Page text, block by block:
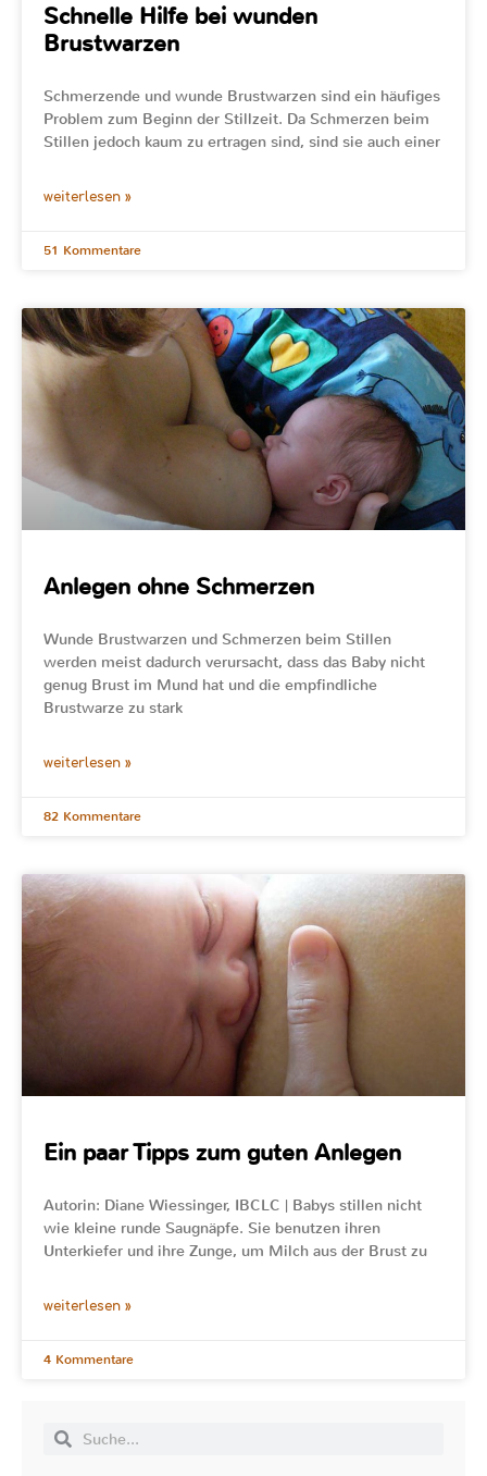
Schnelle Hilfe bei wunden
Brustwarzen
Schmerzende und wunde Brustwarzen sind ein häufiges
Problem zum Beginn der Stillzeit. Da Schmerzen beim
Stillen jedoch kaum zu ertragen sind, sind sie auch einer
weiterlesen »
51 Kommentare
Anlegen ohne Schmerzen
Wunde Brustwarzen und Schmerzen beim Stillen
werden meist dadurch verursacht, dass das Baby nicht
genug Brust im Mund hat und die empfindliche
Brustwarze zu stark
weiterlesen »
82 Kommentare
Ein paar Tipps zum guten Anlegen
Autorin: Diane Wiessinger, IBCLC | Babys stillen nicht
wie kleine runde Saugnäpfe. Sie benutzen ihren
Unterkiefer und ihre Zunge, um Milch aus der Brust zu
weiterlesen »
4 Kommentare